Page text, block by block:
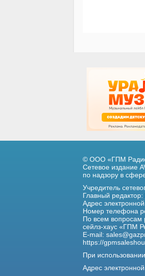
© ООО «ГПМ
Сетевое издание
по надзору в
Учредитель
Главный
Адрес
Номер телефона
По всем вопросам
сейлз-хаус «ГПМ
E-mail:
https://
При
Адрес